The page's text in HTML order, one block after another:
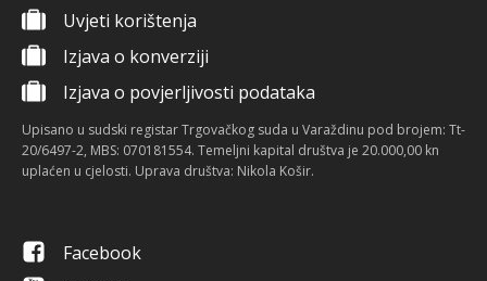
Uvjeti korištenja
Izjava o konverziji
Izjava o povjerljivosti podataka
Upisano u sudski registar Trgovačkog suda u Varaždinu pod brojem: Tt-
20/6497-2, MBS: 070181554. Temeljni kapital društva je 20.000,00 kn
uplaćen u cjelosti. Uprava društva: Nikola Košir.
Facebook